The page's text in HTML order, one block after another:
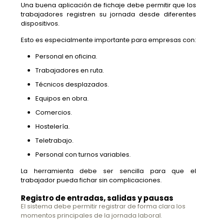
Una buena aplicación de fichaje debe permitir que los
trabajadores registren su jornada desde diferentes
dispositivos.
Esto es especialmente importante para empresas con:
Personal en oficina.
Trabajadores en ruta.
Técnicos desplazados.
Equipos en obra.
Comercios.
Hostelería.
Teletrabajo.
Personal con turnos variables.
La herramienta debe ser sencilla para que el
trabajador pueda fichar sin complicaciones.
Registro de entradas, salidas y pausas
El sistema debe permitir registrar de forma clara los
momentos principales de la jornada laboral.